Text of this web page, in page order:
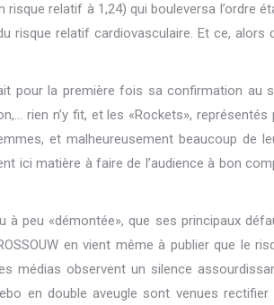
relatif à 1,24) qui bouleversa l’ordre
risque relatif cardiovasculaire. Et ce, alors
pour la première fois sa confirmation au
rien n’y fit, et les «Rockets», représentés
et malheureusement beaucoup de
ici matière à faire de l’audience à bon
à peu «démontée», que ses principaux
en vient même à publier que le
médias observent un silence
en double aveugle sont venues rectifier